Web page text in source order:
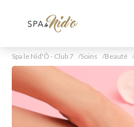
Spa le Nid'Ô - Club 7 Soins Beauté